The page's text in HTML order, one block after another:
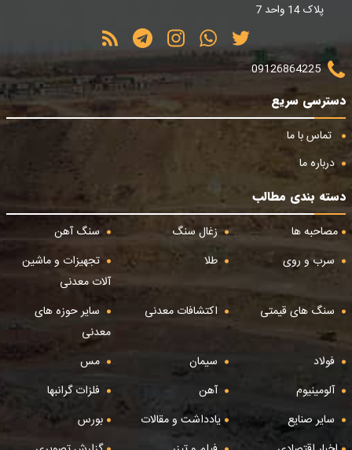
پلاک 14 واحد 7
09126864225
دسترسی سریع
تماس با ما
درباره ما
دسته بندی مطالب
مصاحبه ها
زغال سنگ
سنگ آهن
سرب و روی
طلا
تجهیزات و ماشین
آلات معدنی
سنگ های قیمتی
اکتشافات معدنی
سایر حوزه های
معدنی
فولاد
سیمان
مس
آلومینیوم
آهن
فلزات گرانبها
سایر صنایع
یادداشت و مقالات
بورس